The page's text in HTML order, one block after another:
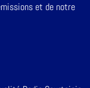
et de notre